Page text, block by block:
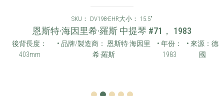
SKU： DV198-EHR大小： 15.5"
恩斯特·海因里希·羅斯 中提琴 #71， 1983
後背長度：
403mm
• 品牌/製造商： 恩斯特·海因里
希·羅斯
• 年份：
1983
• 來源：德
國